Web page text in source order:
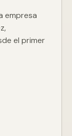
empresa
el primer